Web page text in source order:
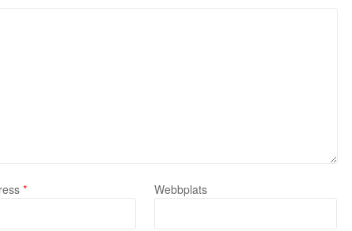
* Webbplats